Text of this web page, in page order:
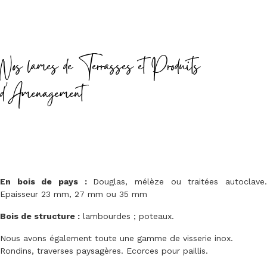
Nos lames de Terrasses et Produits
d'Amenagement
En bois de pays : Douglas, mélèze ou traitées autoclave.
Epaisseur 23 mm, 27 mm ou 35 mm
Bois de structure : lambourdes ; poteaux.
Nous avons également toute une gamme de visserie inox.
Rondins, traverses paysagères. Ecorces pour paillis.